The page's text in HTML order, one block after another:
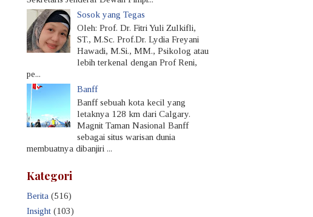
Sosok yang Tegas
Oleh: Prof. Dr. Fitri Yuli Zulkifli,
ST., M.Sc. Prof.Dr. Lydia Freyani
Hawadi, M.Si., MM., Psikolog atau
lebih terkenal dengan Prof Reni,
pe...
Banff
Banff sebuah kota kecil yang
letaknya 128 km dari Calgary.
Magnit Taman Nasional Banff
sebagai situs warisan dunia
membuatnya dibanjiri ...
Kategori
Berita (516)
Insight (103)